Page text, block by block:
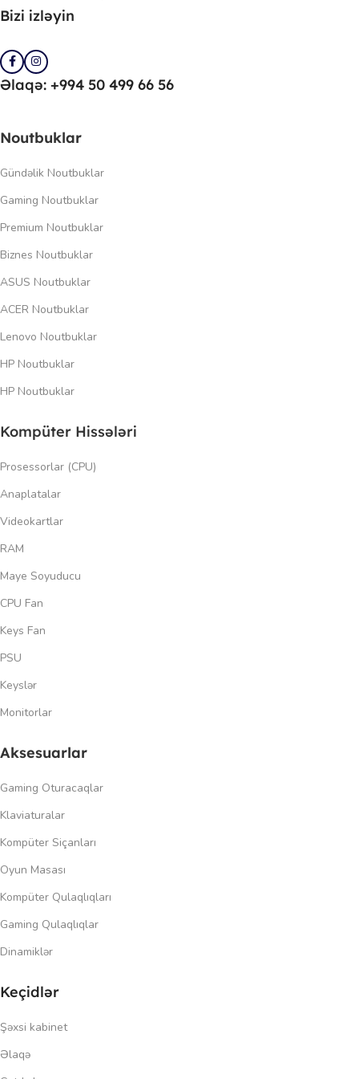
Bizi izləyin
Əlaqə: +994 50 499 66 56
Noutbuklar
Gündəlik Noutbuklar
Gaming Noutbuklar
Premium Noutbuklar
Biznes Noutbuklar
ASUS Noutbuklar
ACER Noutbuklar
Lenovo Noutbuklar
HP Noutbuklar
HP Noutbuklar
Kompüter Hissələri
Prosessorlar (CPU)
Anaplatalar
Videokartlar
RAM
Maye Soyuducu
CPU Fan
Keys Fan
PSU
Keyslər
Monitorlar
Aksesuarlar
Gaming Oturacaqlar
Klaviaturalar
Kompüter Siçanları
Oyun Masası
Kompüter Qulaqlıqları
Gaming Qulaqlıqlar
Dinamiklər
Keçidlər
Şəxsi kabinet
Əlaqə